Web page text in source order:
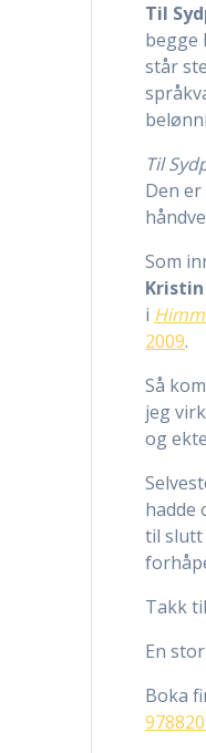
Til
begge
står
Til
Den
Som
i
2009.
Så
jeg
og
hadde
til slutt
Takk
En
Boka